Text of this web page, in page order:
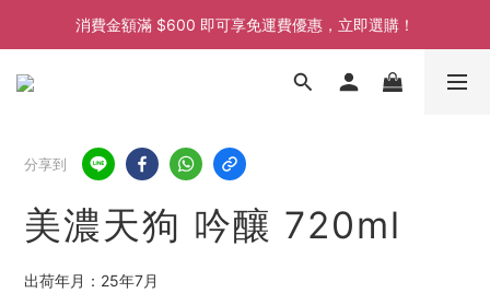
消費金額滿 $600 即可享免運費優惠，立即選購！
消費金額滿 $600 即可享免運費優惠，立即選購！
消費金額滿 $600 即可享免運費優惠，立即選購！
分享到
美濃天狗 吟釀 720ml
出荷年月：25年7月